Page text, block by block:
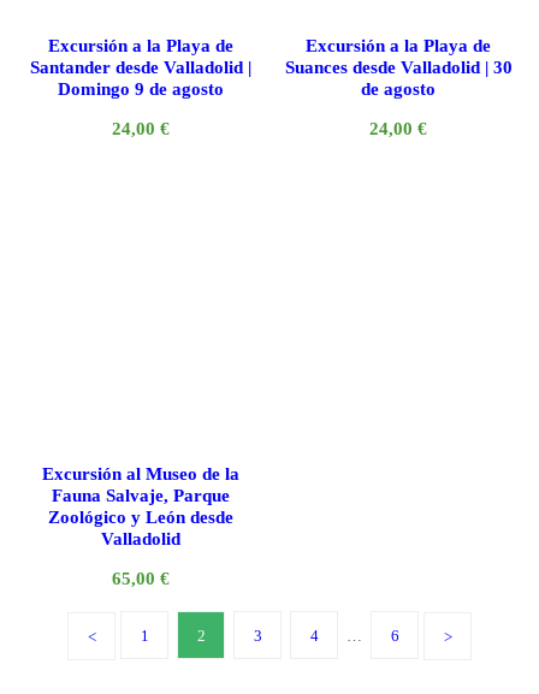
Excursión a la Playa de
Santander desde Valladolid |
Domingo 9 de agosto
24,00 €
Excursión a la Playa de
Suances desde Valladolid | 30
de agosto
24,00€
Excursión al Museo de la
Fauna Salvaje, Parque
Zoológico y León desde
Valladolid
65,00 €
1 2 3 4 … 6